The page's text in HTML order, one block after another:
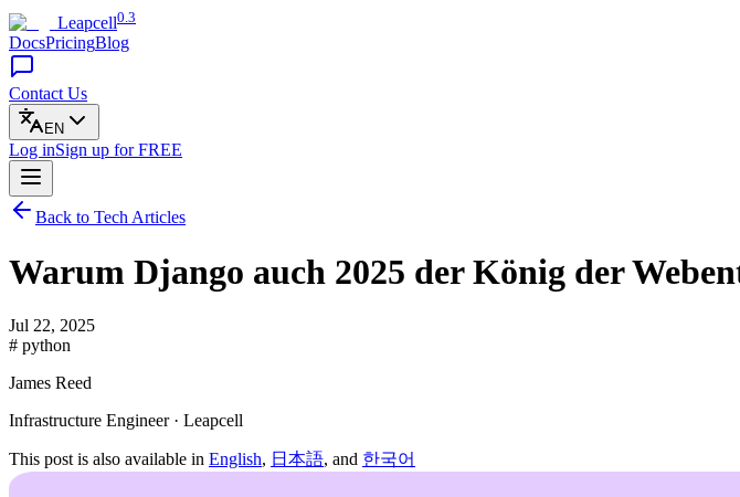
Leapcell0.3
DocsPricingBlog
Contact Us
EN
Log inSign up for FREE
Back to Tech Articles
Warum Django auch 2025 der König der
Jul 22, 2025
# python
James Reed
Infrastructure Engineer · Leapcell
This post is also available in English, 日本語, and 한국어